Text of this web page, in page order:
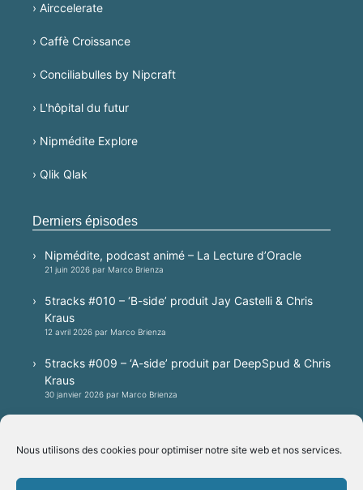
Nous utilisons des cookies pour optimiser notre site web et nos services.
› Airccelerate
› Caffè Croissance
› Conciliabulles by Nipcraft
› L'hôpital du futur
› Nipmédite Explore
› Qlik Qlak
Derniers épisodes
Nipmédite, podcast animé – La Lecture d’Oracle
21 juin 2026 par Marco Brienza
5tracks #010 – ‘B-side’ produit Jay Castelli & Chris
Kraus
12 avril 2026 par Marco Brienza
5tracks #009 – ‘A-side’ produit par DeepSpud & Chris
Kraus
30 janvier 2026 par Marco Brienza
20 janvier 2026 par Marco Brienza